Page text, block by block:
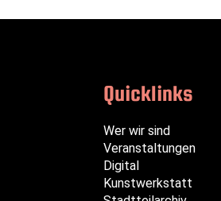
Quicklinks
Navigation
überspringen
Wer wir sind
Veranstaltungen
Digital
Kunstwerkstatt
Navigation
überspringen
Navigation
überspringen